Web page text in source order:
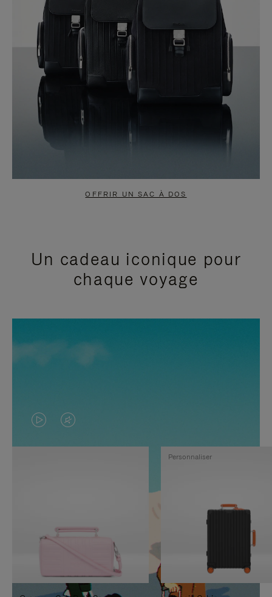
OFFRIR UN SAC À DOS
Un cadeau iconique pour
chaque voyage
LA
VIDÉO
PAUSE,
APPUYEZ
SUR
LE
SON
DÉSACTIVÉ.
VEUILLEZ
Personnaliser